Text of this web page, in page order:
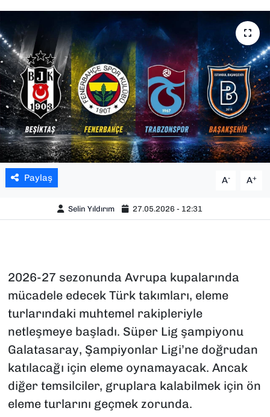
Paylaş A- A+
Selin Yıldırım 27.05.2026 - 12:31
2026-27 sezonunda Avrupa kupalarında
mücadele edecek Türk takımları, eleme
turlarındaki muhtemel rakipleriyle
netleşmeye başladı. Süper Lig şampiyonu
Galatasaray, Şampiyonlar Ligi’ne doğrudan
katılacağı için eleme oynamayacak. Ancak
diğer temsilciler, gruplara kalabilmek için ön
eleme turlarını geçmek zorunda.
YAŞAM
YEREL YÖNETİMLER